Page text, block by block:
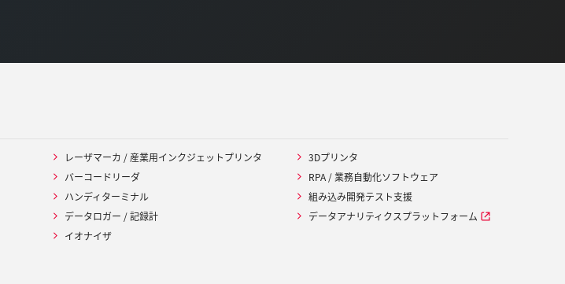
レーザマーカ / 産業用インクジェットプリンタ
バーコードリーダ
ハンディターミナル
データロガー / 記録計
イオナイザ
3Dプリンタ
RPA / 業務自動化ソフトウェア
組み込み開発テスト支援
データアナリティクスプラットフォーム